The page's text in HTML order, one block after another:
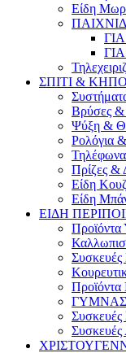
Είδη
ΣΠΙΤΙ &
Βρύσες &
Ψύξη &
Ρολόγια
Τηλέφωνα
Πρίζες &
Είδη
Είδη
ΕΙΔΗ
Προϊόντα
Προϊόντα
Συσκευές